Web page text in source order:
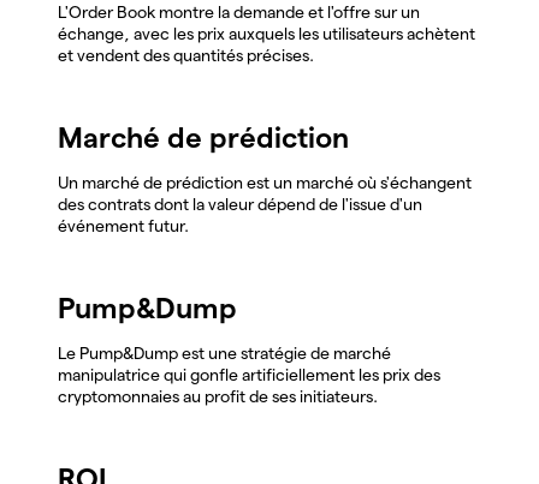
L'Order Book montre la demande et l'offre sur un
échange, avec les prix auxquels les utilisateurs achètent
et vendent des quantités précises.
Marché de prédiction
Un marché de prédiction est un marché où s'échangent
des contrats dont la valeur dépend de l'issue d'un
événement futur.
Pump&Dump
Le Pump&Dump est une stratégie de marché
manipulatrice qui gonfle artificiellement les prix des
cryptomonnaies au profit de ses initiateurs.